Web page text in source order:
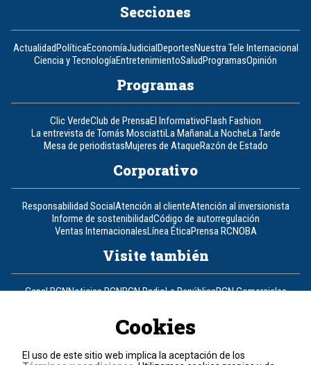
Secciones
ActualidadPolíticaEconomíaJudicialDeportesNuestra Tele Internacional
Ciencia y TecnologíaEntretenimientoSaludProgramasOpinión
Programas
Clic VerdeClub de PrensaEl InformativoFlash Fashion
La entrevista de Tomás MosciattiLa MañanaLa NocheLa Tarde
Mesa de periodistasMujeres de AtaqueRazón de Estado
Corporativo
Responsabilidad SocialAtención al clienteAtención al inversionista
Informe de sostenibilidadCódigo de autorregulación
Ventas InternacionalesLínea ÉticaPrensa RCNOBA
Visite también
Canal RCNNoticias RCNRCN RadioLa RepúblicaRCN Comerciales
Un producto de RCN Televisión
Contáctenos
Cookies
El uso de este sitio web implica la aceptación de los